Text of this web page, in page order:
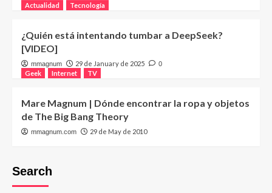
Actualidad Tecnología
¿Quién está intentando tumbar a DeepSeek?
[VIDEO]
mmagnum 29 de January de 2025 0
Geek Internet TV
Mare Magnum | Dónde encontrar la ropa y objetos
de The Big Bang Theory
mmagnum.com 29 de May de 2010
Search